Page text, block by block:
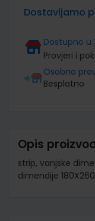
Dostavljamo
Dostupno u
Provjeri i
Osobno
Besplatno
Opis
strip, vanjske
dimendije